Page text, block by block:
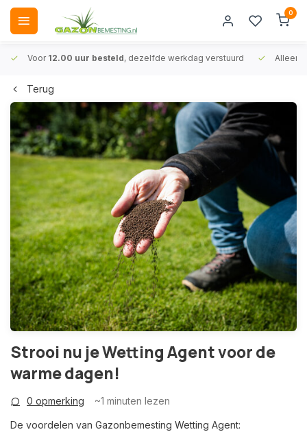
0
Voor 12.00 uur besteld, dezelfde werkdag verstuurd Alleen
Terug
Strooi nu je Wetting Agent voor de
warme dagen!
0 opmerking ~1 minuten lezen
De voordelen van Gazonbemesting Wetting Agent: